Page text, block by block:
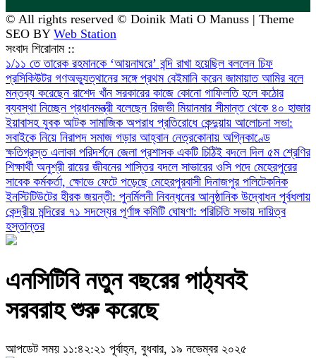
© All rights reserved © Doinik Mati O Manuss | Theme
SEO BY Web Station
সংবাদ শিরোনাম ::
১/১১ তে তারেক রহমানকে ‘আয়নাঘরে’ বন্দি রাখা হয়েছিল বললেন চিফ
প্রসিকিউটর গণঅভ্যুত্থানের সঙ্গে প্রথম বেইমানি করেন জামায়াত আমির বলে
মন্তব্য করেছেন রাশেদ খাঁন সরকারের কাজে কোনো গাফিলতি হলে কঠোর
ব্যবস্থা নিচ্ছেন প্রধানমন্ত্রী বলেছেন রিজভী মিয়ানমার সীমান্ত থেকে ৪০ হাজার
ইয়াবাসহ যুবক আটক সামাজিক অপরাধ প্রতিরোধে কেন্দুয়ায় আলোচনা সভা:
সবাইকে নিয়ে নিরাপদ সমাজ গড়ার আহ্বান নেত্রকোনায় অগ্নিকাণ্ডে
ক্ষতিগ্রস্ত এলাকা পরিদর্শনে জেলা প্রশাসক একটি চিঠিই বদলে দিল ৫ম শ্রেণির
শিক্ষার্থী অনুশ্রী রায়ের জীবনের শাস্তির বদলে সাভারের ওসি পদে মেহেরপুরের
সাবেক কর্মকর্তা, ক্ষোভে ফেটে পড়েছে মেহেরপুরবাসী দিনাজপুর পলিটেকনিক
ইনস্টিটিউটের হীরক জয়ন্তী: পুনর্মিলনী নিবন্ধনের আনুষ্ঠানিক উদ্বোধন পূর্বধলায়
কেন্দ্রীয় মন্দিরের ৭১ সদস্যের পূর্ণাঙ্গ কমিটি ঘোষণা: পরিচিতি সভায় দায়িত্ব
হস্তান্তর
এনসিটিবি নতুন বছরের পাঠ্যবই
সরবরাহ শুরু করেছে
আপডেট সময় ১১:৪২:২১ পূর্বাহ্ন, বুধবার, ১৯ নভেম্বর ২০২৫